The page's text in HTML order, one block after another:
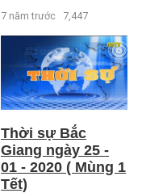
7 năm trước 7,447
Thời sự Bắc
Giang ngày 25 -
01 - 2020 ( Mùng 1
Tết)